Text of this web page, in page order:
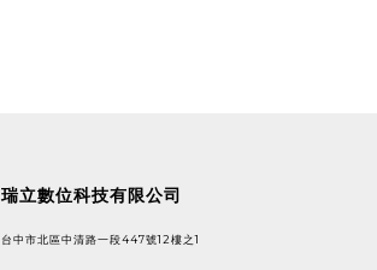
瑞立數位科技有限公司
台中市北區中清路一段447號12樓之1